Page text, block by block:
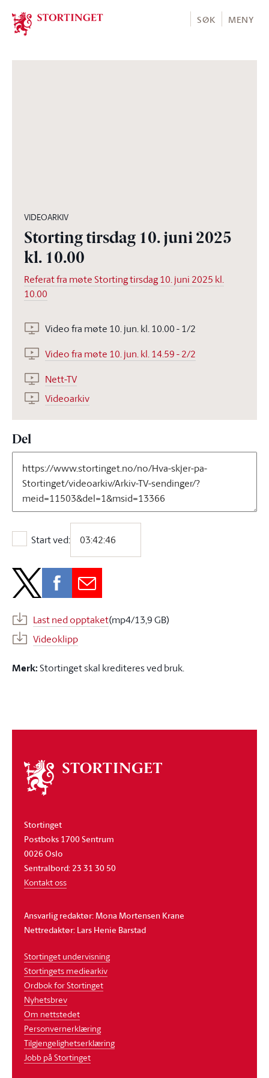
Stortinget.no
SØK MENY
VIDEOARKIV
Storting tirsdag 10. juni 2025
kl. 10.00
Referat fra møte Storting tirsdag 10. juni 2025 kl.
10.00
Video fra møte 10. jun. kl. 10.00 - 1/2
Video fra møte 10. jun. kl. 14.59 - 2/2
Nett-TV
Videoarkiv
Del
Start ved:
Start ved:
Last ned opptaket(mp4/13,9 GB)
Videoklipp
Merk:Stortinget skal krediteres ved bruk.
Om
stortinget
Stortinget
Postboks 1700 Sentrum
0026 Oslo
Sentralbord: 23 31 30 50
Kontakt oss
Ansvarlig redaktør: Mona Mortensen Krane
Nettredaktør: Lars Henie Barstad
Stortinget undervisning
Stortingets mediearkiv
Ordbok for Stortinget
Nyhetsbrev
Om nettstedet
Personvernerklæring
Tilgjengelighetserklæring
Jobb på Stortinget